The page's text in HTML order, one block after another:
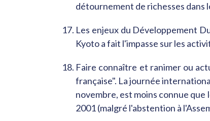
détournement de richesses dans
Les enjeux du Développement
Kyoto a fait l'impasse sur les
Faire connaître et ranimer ou
française". La journée
novembre, est moins connue que
2001 (malgré l'abstention à